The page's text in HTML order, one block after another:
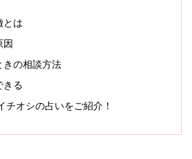
とは
因
きの相談方法
きる
チオシの占いをご紹介！